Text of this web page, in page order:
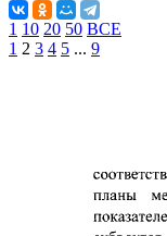
1 10 20 50 ВСЕ
1 2 3 4 5 ... 9